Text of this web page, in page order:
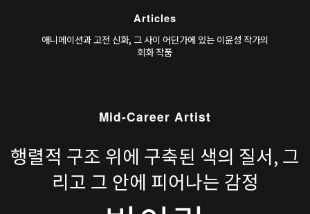
수용하는 작업은 한국현대미술의 30~40대 작가들에게 흔히 보
이는 특징이다.
Articles
애니메이션과 고전 신화, 그 사이 어딘가에 있는 이윤성 작가의
회화 작품
Mid-Career Artist
행렬적 구조 위에 구축된 색의 질서, 그
리고 그 안에 피어나는 감정